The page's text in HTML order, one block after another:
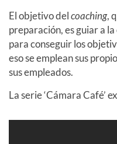
El objetivo delcoaching,
preparación, es guiar a
para conseguir los
eso se emplean sus
sus empleados.
La serie ‘Cámara Café’